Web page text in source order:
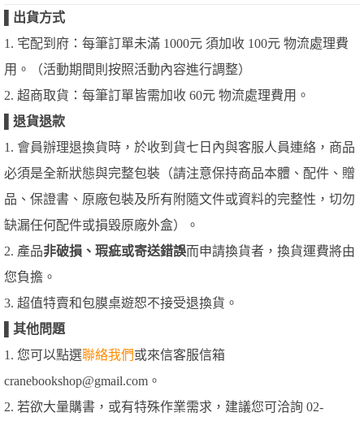
出貨方式
1. 宅配到府：每筆訂單未滿 1000元 須加收 100元 物流處理費
用。（活動期間則按照活動內容進行調整）
2. 超商取貨：每筆訂單皆需加收 60元 物流處理費用。
退貨退款
1. 會員辦理退換貨時，於收到貨七日內與客服人員連絡，商品
必須是全新狀態與完整包裝（請注意保持商品本體、配件、贈
品、保證書、原廠包裝及所有附隨文件或資料的完整性，切勿
缺漏任何配件或損毀原廠外盒）。
2. 產品非破損、瑕疵或寄送錯誤而申請換貨者，換貨運費將由
您負擔。
3. 超值特賣和包膜桌遊恕不接受退換貨。
其他問題
1. 您可以點選聯絡我們或來信客服信箱
cranebookshop@gmail.com。
2. 若欲大量購書，或有特殊作業需求，建議您可洽詢 02-